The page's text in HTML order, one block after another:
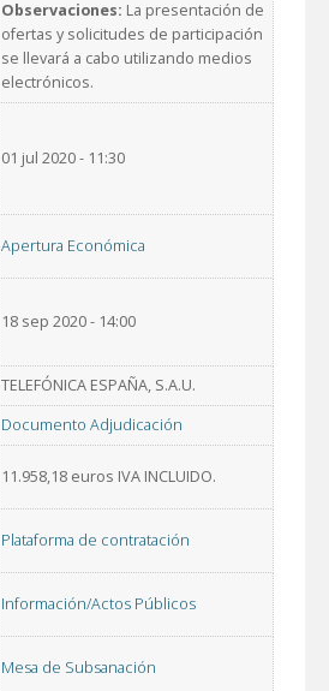
Observaciones: La presentación de
ofertas y solicitudes de participación
se llevará a cabo utilizando medios
electrónicos.
01 jul 2020 - 11:30
Apertura Económica
18 sep 2020 - 14:00
TELEFÓNICA ESPAÑA, S.A.U.
Documento Adjudicación
11.958,18 euros IVA INCLUIDO.
Plataforma de contratación
Información/Actos Públicos
Mesa de Subsanación